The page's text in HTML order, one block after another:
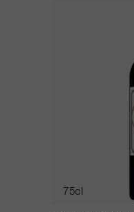
75cl